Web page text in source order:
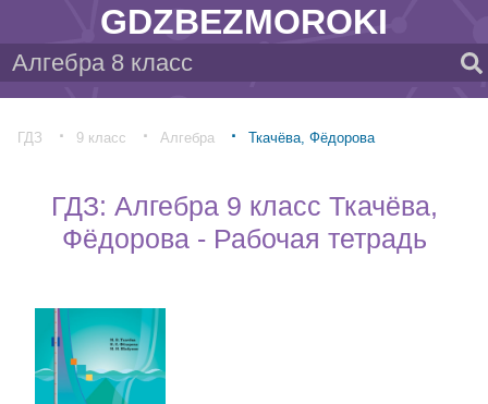
GDZBEZMOROKI
ГДЗ 9 класс Алгебра Ткачёва, Фёдорова
ГДЗ: Алгебра 9 класс Ткачёва,
Фёдорова - Рабочая тетрадь